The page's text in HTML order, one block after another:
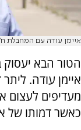
איימן עודה עם המחבלת
הטור הבא
איימן עודה.
מעדיפים לעצום
כאשר דמותו של